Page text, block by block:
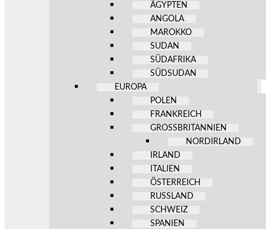
ÄGYPTEN
ANGOLA
MAROKKO
SUDAN
SÜDAFRIKA
SÜDSUDAN
EUROPA
POLEN
FRANKREICH
GROSSBRITANNIEN
NORDIRLAND
IRLAND
ITALIEN
ÖSTERREICH
RUSSLAND
SCHWEIZ
SPANIEN